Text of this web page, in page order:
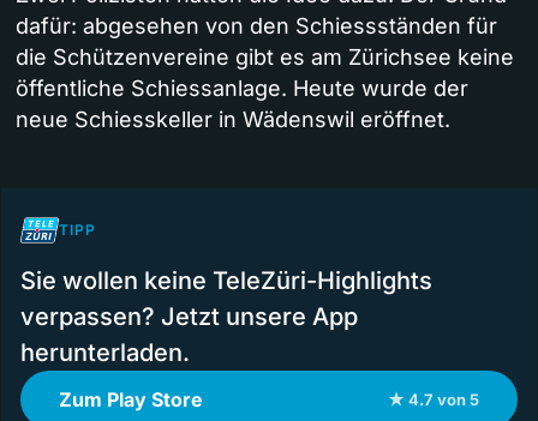
dafür: abgesehen von den Schiessständen für
die Schützenvereine gibt es am Zürichsee keine
öffentliche Schiessanlage. Heute wurde der
neue Schiesskeller in Wädenswil eröffnet.
TIPP
Sie wollen keine TeleZüri-Highlights
verpassen? Jetzt unsere App
herunterladen.
Zum Play Store ★ 4.7 von 5